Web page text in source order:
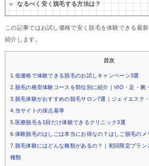
なるべく安く脱毛する方法は？
この記事ではお試し価格で安く脱毛を体験できる最
紹介します。
目次
1.低価格で体験できる脱毛のお試しキャンペーン3選
2.脱毛の格安体験コースを部位別に紹介｜VIO・足・腕
3.脱毛体験がおすすめの脱毛サロン7選｜ジェイエステ
4.当サイトの採点基準
5.医療脱毛を1回だけ体験できるクリニック3選
6.体験脱毛のはしごは本当にお得なの？はしご脱毛のメ
7.脱毛体験にはどんな種類があるの？｜初回限定プラン
種類